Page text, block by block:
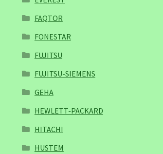
FAQTOR
FONESTAR
FUJITSU
FUJITSU-SIEMENS
GEHA
HEWLETT-PACKARD
HITACHI
HUSTEM